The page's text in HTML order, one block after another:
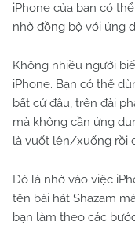
iPhone của bạn có
nhờ đồng bộ với ứng
Không nhiều người
iPhone. Bạn có thể
bất cứ đâu, trên đài
mà không cần ứng
là vuốt lên/xuống rồi
Đó là nhờ vào việc
tên bài hát Shazam
bạn làm theo các